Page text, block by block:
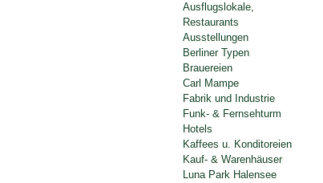
Ausflugslokale,
Restaurants
Ausstellungen
Berliner Typen
Brauereien
Carl Mampe
Fabrik und Industrie
Funk- & Fernsehturm
Hotels
Kaffees u. Konditoreien
Kauf- & Warenhäuser
Luna Park Halensee